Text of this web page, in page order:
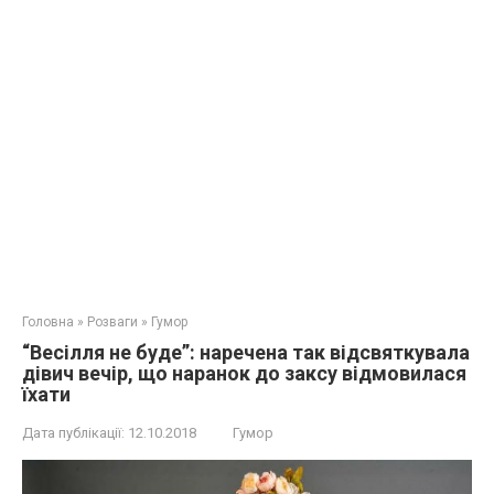
Головна » Розваги » Гумор
“Весілля не буде”: наречена так відсвяткувала
дівич вечір, що наранок до заксу відмовилася
їхати
Дата публікації: 12.10.2018 Гумор